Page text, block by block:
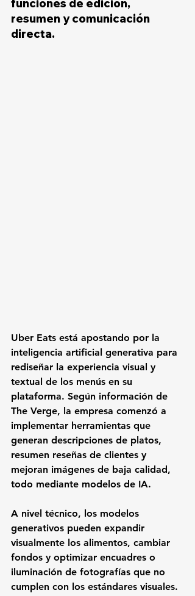
funciones de edición,
resumen y comunicación
directa.
Uber Eats está apostando por la
inteligencia artificial generativa para
rediseñar la experiencia visual y
textual de los menús en su
plataforma. Según información de
The Verge, la empresa comenzó a
implementar herramientas que
generan descripciones de platos,
resumen reseñas de clientes y
mejoran imágenes de baja calidad,
todo mediante modelos de IA.
A nivel técnico, los modelos
generativos pueden expandir
visualmente los alimentos, cambiar
fondos y optimizar encuadres o
iluminación de fotografías que no
cumplen con los estándares visuales.